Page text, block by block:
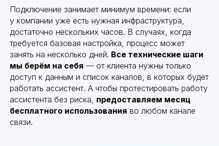
Подключение занимает минимум времени: если
у компании уже есть нужная инфраструктура,
достаточно нескольких часов. В случаях, когда
требуется базовая настройка, процесс может
занять на несколько дней. Все технические шаги
мы берём на себя — от клиента нужны только
доступ к данным и список каналов, в которых будет
работать ассистент. А чтобы протестировать работу
ассистента без риска, предоставляем месяц
бесплатного использования во любом канале
связи.
Блог
Блог
Партнерам
Партнерам
Политика конфиденциальности